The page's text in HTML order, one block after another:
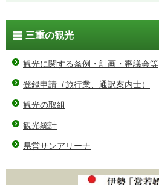
三重の観光
観光に関する条例・計画・審議会等
登録申請（旅行業、通訳案内士）
観光の取組
観光統計
県営サンアリーナ